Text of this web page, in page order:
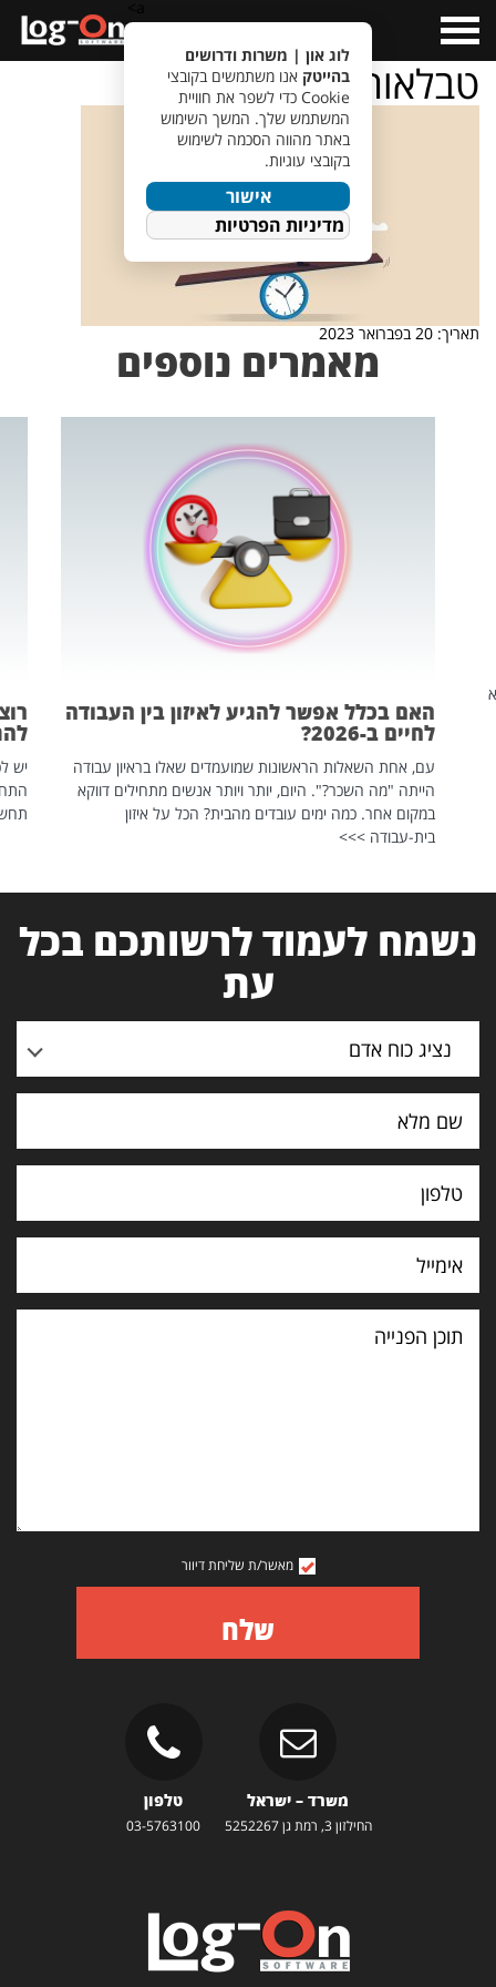
Menu
טבלאות שכר
תאריך: 20 בפברואר 2023
מאמרים נוספים
האם בכלל אפשר להגיע לאיזון בין העבודה
לחיים ב-2026?
עם, אחת השאלות הראשונות שמועמדים שאלו בראיון עבודה
הייתה "מה השכר?". היום, יותר ויותר אנשים מתחילים דווקא
במקום אחר. כמה ימים עובדים מהבית? הכל על איזון
בית-עבודה >>>
יש
נשמח לעמוד לרשותכם בכל
עת
נציג כוח אדם
תוכן
הפנייה
מאשר/ת שליחת דיוור
שלח
משרד – ישראל
החילזון 3, רמת גן 5252267
טלפון
03-5763100
לוג און | משרות ודרושים
בהייטק אנו משתמשים בקובצי
Cookie כדי לשפר את חוויית
המשתמש שלך. המשך השימוש
באתר מהווה הסכמה לשימוש
בקובצי עוגיות.
אישור
מדיניות הפרטיות